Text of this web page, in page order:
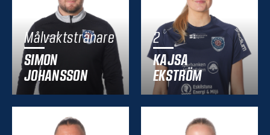
Målvaktstränare
SIMON
JOHANSSON
2
KAJSA
EKSTRÖM